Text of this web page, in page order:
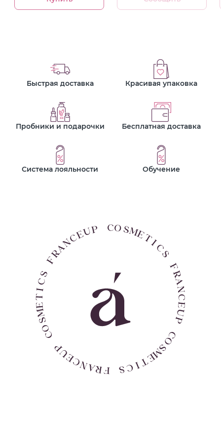
Быстрая доставка Красивая упаковка
Пробники и подарочки Бесплатная доставка
Система лояльности Обучение